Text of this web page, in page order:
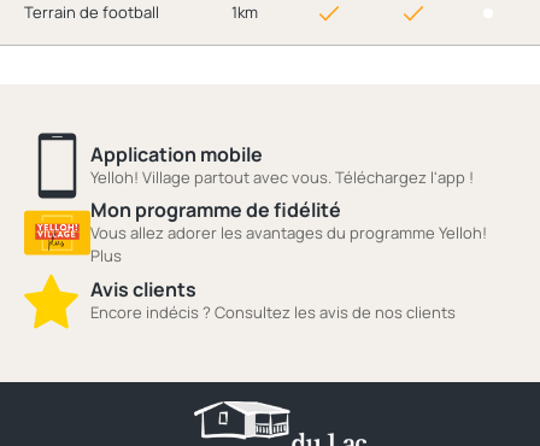
Terrain de football 1km
Application mobile
Yelloh! Village partout avec vous. Téléchargez l'app !
Mon programme de fidélité
Vous allez adorer les avantages du programme Yelloh!
Plus
Avis clients
Encore indécis ? Consultez les avis de nos clients